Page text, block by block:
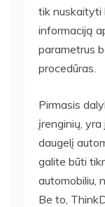
tik nuskaityti
informaciją
parametrus
procedūras.
Pirmasis
įrenginių, yra
daugelį
galite būti
automobiliu,
Be to,